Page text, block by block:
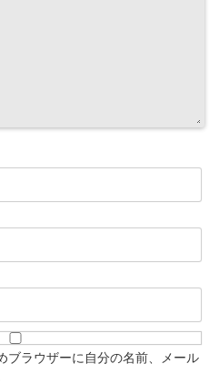
ブラウザーに自分の名前、メール